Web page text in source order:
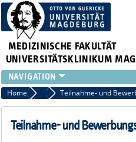
MEDIZINISCHE FAKULTÄT
UNIVERSITÄTSKLINIKUM
INSTITUTE
KLINIKEN
ZENTRALE EINRICHTUNGEN
Home Ausschreibungen
Teilnahme- und